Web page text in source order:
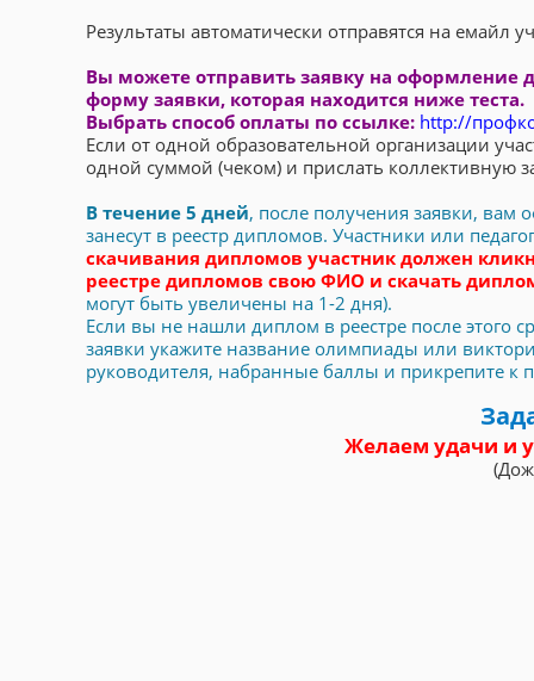
Результаты автоматически отправятся на емайл
Вы можете отправить заявку на оформление
форму заявки, которая находится ниже теста.
Выбрать способ оплаты по ссылке: http://
Если от одной образовательной организации
одной суммой (чеком) и прислать коллективную
В течение 5 дней, после получения заявки, вам
занесут в реестр дипломов. Участники или
скачивания дипломов участник должен
реестре дипломов свою ФИО и скачать
могут быть увеличены на 1-2 дня).
Если вы не нашли диплом в реестре после этого
заявки укажите название олимпиады или
руководителя, набранные баллы и прикрепите к
Желаем удачи и